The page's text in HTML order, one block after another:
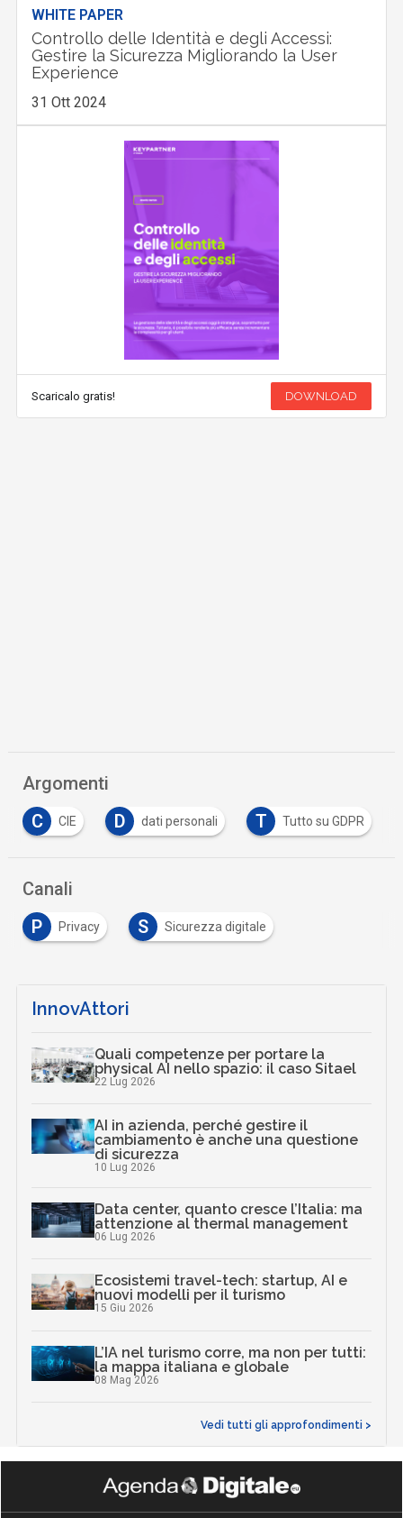
WHITE PAPER
Controllo delle Identità e degli Accessi:
Gestire la Sicurezza Migliorando la User
Experience
31 Ott 2024
Scaricalo gratis! DOWNLOAD
Argomenti
C
CIE D dati personali T Tutto su GDPR
Canali
P
Privacy S Sicurezza digitale
InnovAttori
Quali competenze per portare la
physical AI nello spazio: il caso Sitael
22 Lug 2026
AI in azienda, perché gestire il
cambiamento è anche una questione
di sicurezza
10 Lug 2026
Data center, quanto cresce l’Italia: ma
attenzione al thermal management
06 Lug 2026
Ecosistemi travel-tech: startup, AI e
nuovi modelli per il turismo
15 Giu 2026
L’IA nel turismo corre, ma non per tutti:
la mappa italiana e globale
08 Mag 2026
Vedi tutti gli approfondimenti >